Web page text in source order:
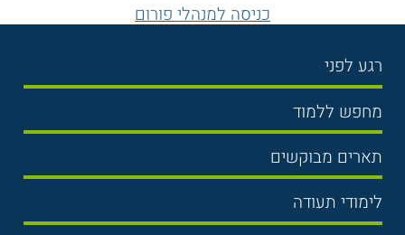
כניסה למנהלי פורום
רגע לפני
בחירת לימודים
תנאי קבלה
שכר לימוד
אוניברסיטה
מחפש ללמוד
תואר ראשון
תואר שני
הכנה לבגרות
תארים מבוקשים
משפטים
מנהל עסקים
לימודי תעודה